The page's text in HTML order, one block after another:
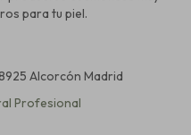
para tu piel.
Alcorcón Madrid
Profesional